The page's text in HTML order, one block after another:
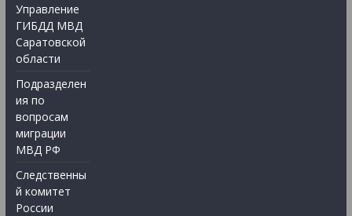
Управление
ГИБДД МВД
Саратовской
области
Подразделен
ия по
вопросам
миграции
МВД РФ
Следственны
й комитет
России